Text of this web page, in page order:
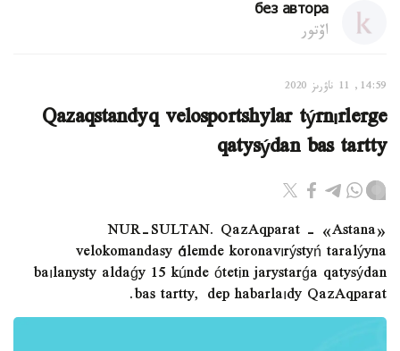
без автора
اۆتور
14:59, 11 ناۋرىز 2020
Qazaqstandyq velosportshylar týrnırlerge
qatysýdan bas tartty
NUR-SULTAN. QazAqparat - «Astana»
velokomandasy álemde koronavırýstyń taralýyna
baılanysty aldaǵy 15 kúnde ótetіn jarystarǵa qatysýdan
bas tartty, dep habarlaıdy QazAqparat.